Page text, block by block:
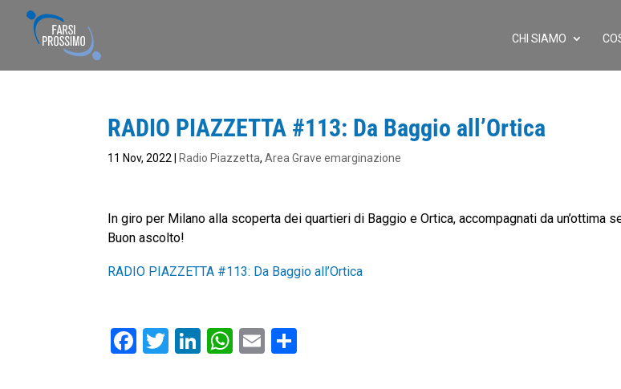
CHI SIAMO
RADIO PIAZZETTA #113: Da Baggio all’Ortica
11 Nov, 2022 Radio Piazzetta,Area Grave emarginazione
In giro per Milano alla scoperta dei quartieri di Baggio e Ortica, accompagnati da un’ottima
Buon ascolto!
RADIO PIAZZETTA #113: Da Baggio all’Ortica
F
T
Li W E